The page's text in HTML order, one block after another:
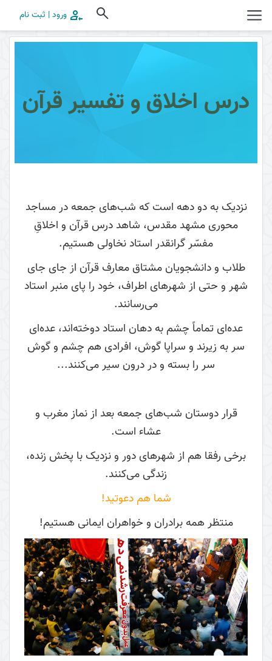
ورود | ثبت نام
درس اخلاق و تفسیر قرآن
نزدیک به دو دهه است که شب‌های جمعه در مساجد
محوری مشهد مقدس، شاهد درس قرآن و اخلاقِ
مفسّر گرانقدر استاد نخاولی هستیم.
طلاب و دانشجویان مشتاق معارف قرآن از جای جای
شهر و حتی از شهرهای اطراف، خود را پای منبر استاد
می‌رسانند.
عده‌ای تماماً چشم به دهان استاد دوخته‌اند، عده‌ای
سر به زیرند و سراپا گوش، افرادی هم چشم و گوش
سر را بسته و در درون سیر می‌کنند...
قرار دوستان شب‌های جمعه بعد از نماز مغرب و
عشاء است.
برخی رفقا هم از شهرهای دور و نزدیک با پخش زنده،
زندگی می‌کنند.
شما هم دعوتید!
منتظر همه برادران و خواهران ایمانی هستیم!